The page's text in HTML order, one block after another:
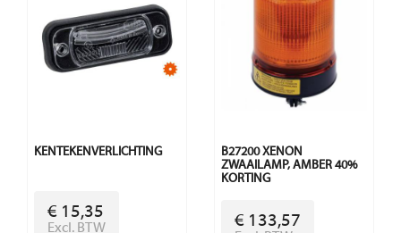
KENTEKENVERLICHTING
€ 15,35
Excl. BTW
B27200 XENON
ZWAAILAMP, AMBER 40%
KORTING
€ 133,57